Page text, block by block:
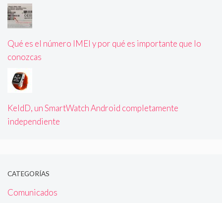
Qué es el número IMEI y por qué es importante que lo
conozcas
KeldD, un SmartWatch Android completamente
independiente
CATEGORÍAS
Comunicados